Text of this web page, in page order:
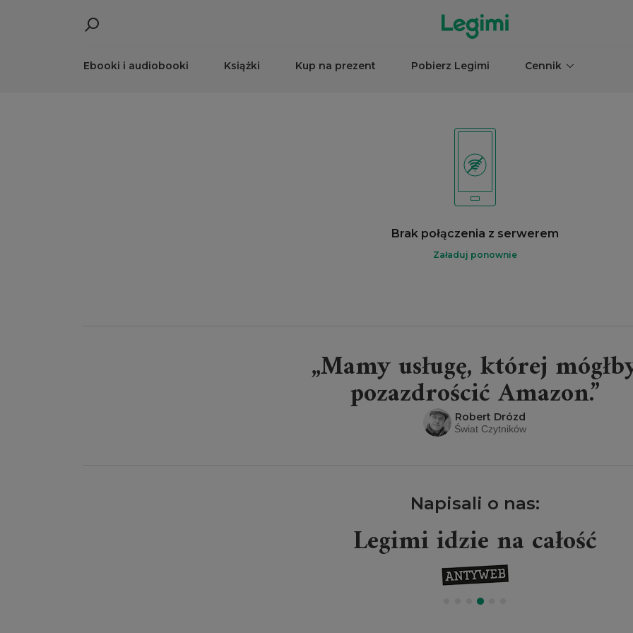
Ebooki i audiobooki Książki Kup na prezent Pobierz Legimi Cennik
Brak połączenia z serwerem
Załaduj ponownie
„Mamy usługę, której
pozazdrościć Amazon.”
Robert Drózd
Świat Czytników
Napisali o nas:
Legimi idzie na całość